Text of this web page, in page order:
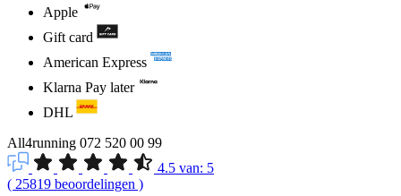
Apple
Gift card
American Express
Klarna Pay later
DHL
All4running 072 520 00 99
4.5 van: 5
( 25819 beoordelingen )